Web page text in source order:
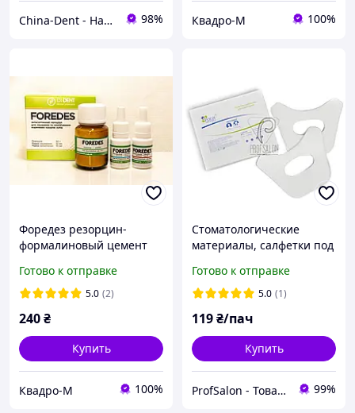
China-Dent - Надійний партнер стоматолога 98% Квадро-М 100%
Форедез резорцин-
формалиновый цемент
Готово к отправке
5.0 (2)
240₴
Купить
Квадро-М 100%
Стоматологические
материалы, салфетки под
упаковке, гигиенические,
из нетканого спанлейса
Готово к отправке
5.0 (1)
119₴/пач
Купить
ProfSalon - Товары для профессионалов 99%